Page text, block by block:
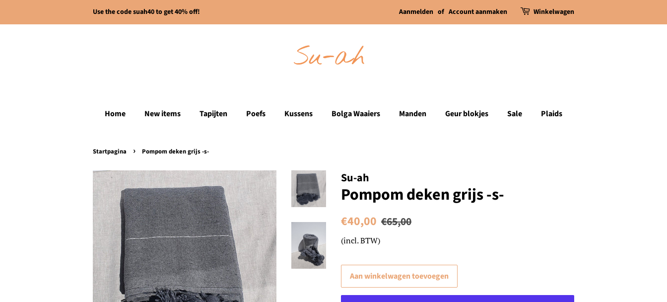
Use the code suah40 to get 40% off! Aanmelden of Account aanmaken Winkelwagen
Home New items Tapijten Poefs Kussens Bolga Waaiers Manden Geur blokjes Sale Plaids
Startpagina › Pompom deken grijs -s-
Su-ah
Pompom deken grijs -s-
Normale
€40,00 Aanbiedingsprijs
€65,00
(incl. BTW)
Aan winkelwagen toevoegen